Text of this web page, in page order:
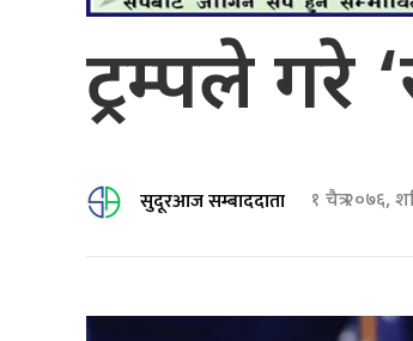
ट्रम्पले गरे
सुदूरआज सम्बाददाता १ चैत्र २०७६,